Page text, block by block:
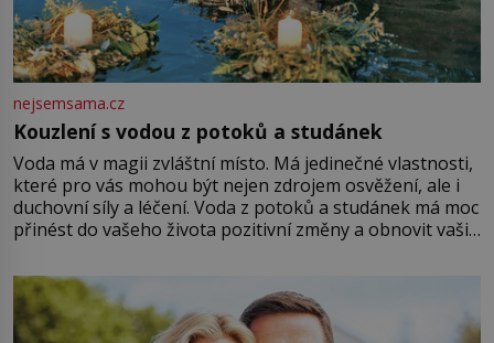
nejsemsama.cz
Kouzlení s vodou z potoků a studánek
Voda má v magii zvláštní místo. Má jedinečné vlastnosti,
které pro vás mohou být nejen zdrojem osvěžení, ale i
duchovní síly a léčení. Voda z potoků a studánek má moc
přinést do vašeho života pozitivní změny a obnovit vaši
můžete obohatit své rituály a přinést do svého života
větší harmonii a klid. Je důležité